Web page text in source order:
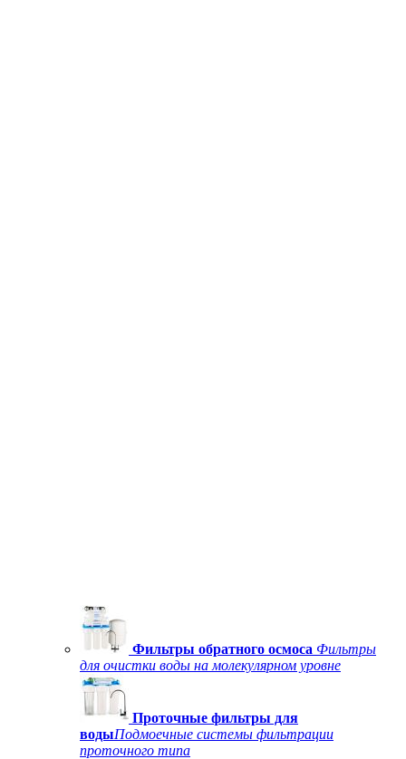
Фильтры обратного осмоса Фильтры
для очистки воды на молекулярном уровне
Проточные фильтры для
водыПодмоечные системы фильтрации
проточного типа